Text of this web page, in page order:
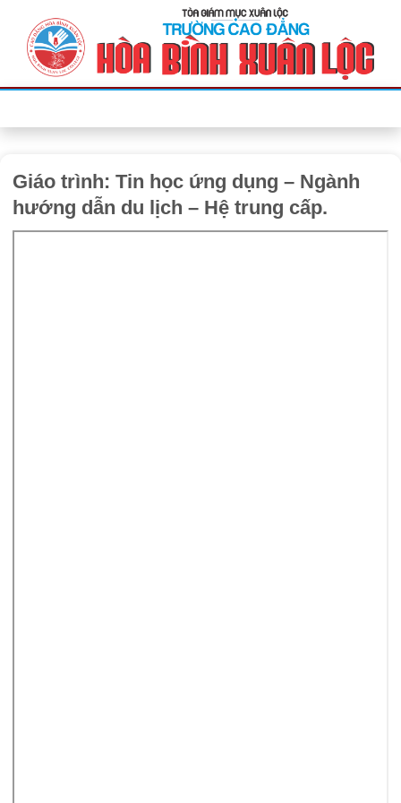
Giáo trình: Tin học ứng dụng – Ngành
hướng dẫn du lịch – Hệ trung cấp.